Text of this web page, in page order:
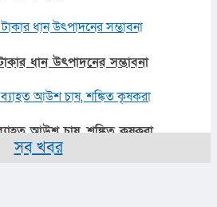
ধান উৎপাদনের সম্ভাবনা
আউশ চাষ, শঙ্কিত কৃষকরা
সব খবর